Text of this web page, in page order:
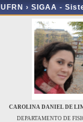
UFRN › SIGAA -
CAROLINA DANIEL DE
DEPARTAMENTO DE